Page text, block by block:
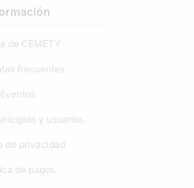
de CEMETY
frecuentes
Eventos
y usuarios
de privacidad
de pagos